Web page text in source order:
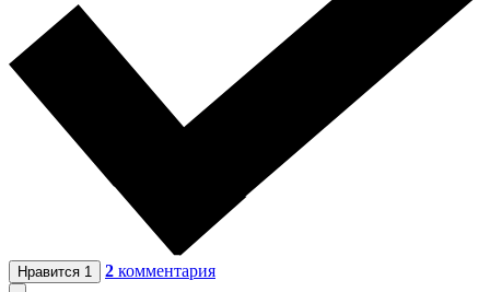
Нравится 1 2 комментария